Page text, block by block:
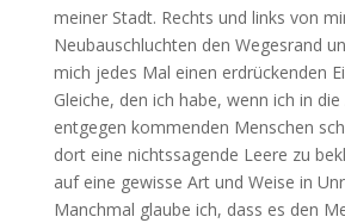
meiner Stadt. Rechts und links von
Neubauschluchten den Wegesrand
mich jedes Mal einen erdrückenden
Gleiche, den ich habe, wenn ich in
entgegen kommenden Menschen
dort eine nichtssagende Leere zu
auf eine gewisse Art und Weise in
Manchmal glaube ich, dass es den